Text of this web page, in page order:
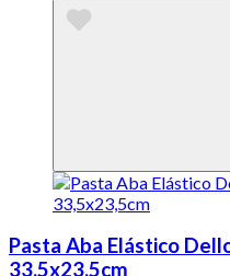
Pasta Aba Elástico
33,5x23,5cm